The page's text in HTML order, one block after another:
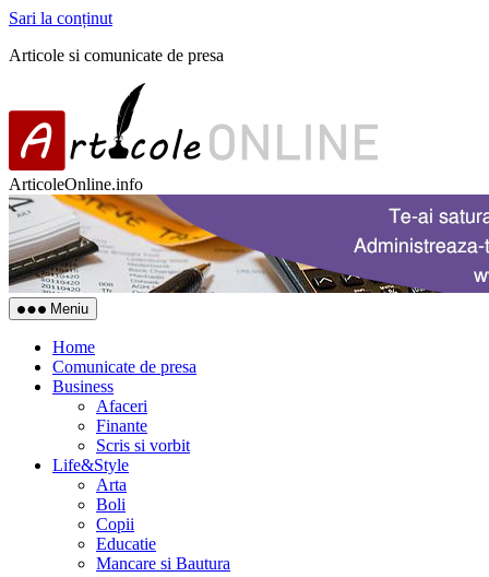
Sari la conținut
Articole si comunicate de presa
ArticoleOnline.info
Meniu
Home
Comunicate de presa
Business
Afaceri
Finante
Scris si vorbit
Life&Style
Arta
Boli
Copii
Educatie
Mancare si Bautura